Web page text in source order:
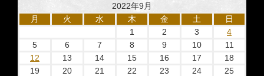
2022年9月
月
火 水 木 金 土
日
1
2 3
4
5
6 7 8 9 10
11
12
13 14 15 16 17
18
19
20 21 22 23 24
25